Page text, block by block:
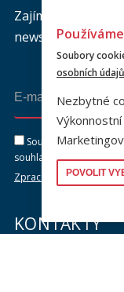
Zajímá vás dění
newsletteru a
Souhlasím se
souhlasím se
Zpracování osobních
KONTAKTY
Soubory
osobních údajů
Nezbytné
POVOLIT